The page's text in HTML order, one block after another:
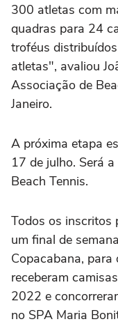
300 atletas com
quadras para 24
troféus
atletas", avaliou
Associação de
Janeiro.
A próxima etapa
17 de julho. Será
Beach Tennis.
Todos os inscritos
um final de
Copacabana,
receberam
2022 e
no SPA Maria